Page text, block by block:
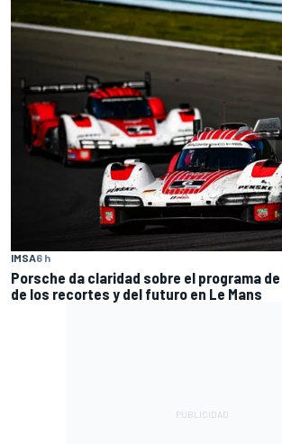
IMSA6 h
Porsche da claridad sobre el programa de
de los recortes y del futuro en Le Mans